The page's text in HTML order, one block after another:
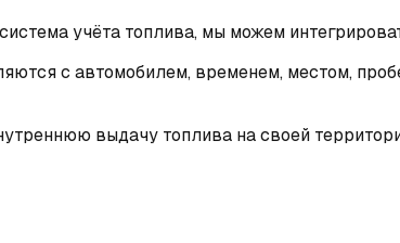
учёта топлива, мы можем
с автомобилем, временем, местом,
выдачу топлива на своей